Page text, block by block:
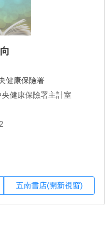
健康保險署
健康保險署主計室
五南書店(開新視窗)